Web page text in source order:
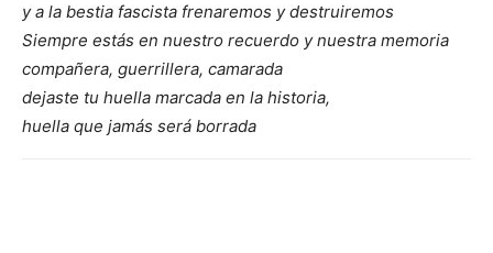
y a la bestia fascista frenaremos y destruiremos
Siempre estás en nuestro recuerdo y nuestra memoria
compañera, guerrillera, camarada
dejaste tu huella marcada en la historia,
huella que jamás será borrada